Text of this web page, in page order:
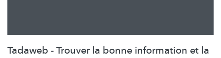
Tadaweb - Trouver la bonne information et la